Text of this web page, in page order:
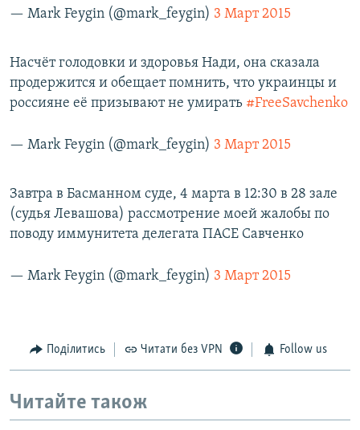
— Mark Feygin (@mark_feygin) 3 Март 2015
Насчёт голодовки и здоровья Нади, она сказала
продержится и обещает помнить, что украинцы и
россияне её призывают не умирать #FreeSavchenko
— Mark Feygin (@mark_feygin) 3 Март 2015
Завтра в Басманном суде, 4 марта в 12:30 в 28 зале
(судья Левашова) рассмотрение моей жалобы по
поводу иммунитета делегата ПАСЕ Савченко
— Mark Feygin (@mark_feygin) 3 Март 2015
Поділитись Читати без VPN Follow us
Читайте також